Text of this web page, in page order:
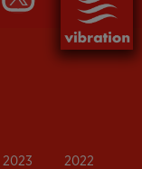
2023 2022